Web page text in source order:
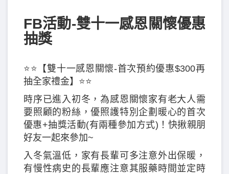
FB活動-雙十一感恩關懷優惠
抽獎
⭐️⭐️【雙十一感恩關懷-首次預約優惠$300再
抽全家禮金】⭐️⭐️
時序已進入初冬，為感恩關懷家有老大人需
要照顧的粉絲，優照護特別企劃暖心的首次
優惠+抽獎活動(有兩種參加方式)！快揪親朋
好友一起來參加~
入冬氣溫低，家有長輩可多注意外出保暖，
有慢性病史的長輩應注意其服藥時間並定時